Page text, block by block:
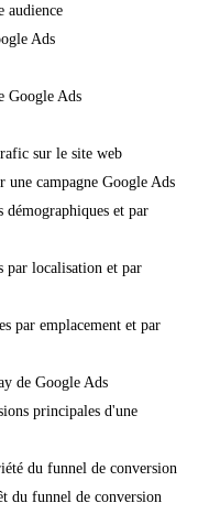
audience
Ads
Google Ads
sur le site web
campagne Google Ads
démographiques et par
par localisation et par
par emplacement et par
de Google Ads
principales d'une
du funnel de conversion
du funnel de conversion